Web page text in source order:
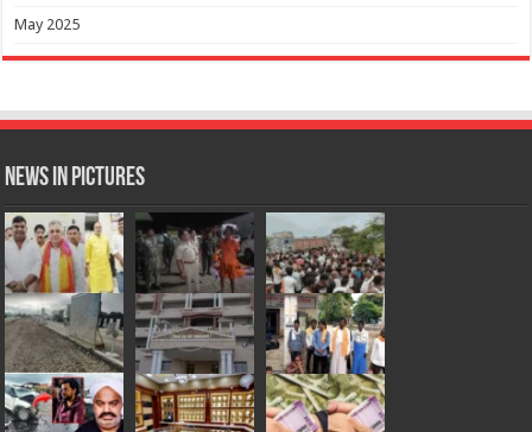
May 2025
News in Pictures